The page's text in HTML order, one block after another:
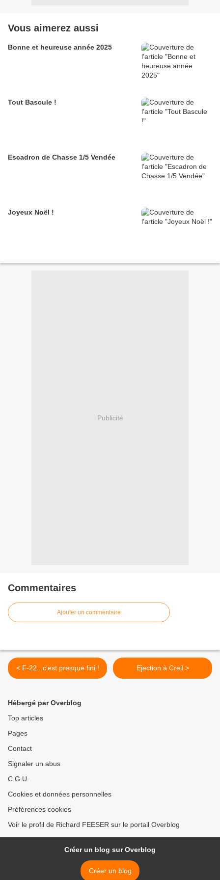
Vous aimerez aussi
Bonne et heureuse année 2025
Tout Bascule !
Escadron de Chasse 1/5 Vendée
Joyeux Noël !
Publicité
Commentaires
Ajouter un commentaire
< F-22...c'est presque fini ! Ejection à Creil >
Hébergé par Overblog
Top articles
Pages
Contact
Signaler un abus
C.G.U.
Cookies et données personnelles
Préférences cookies
Voir le profil de Richard FEESER sur le portail Overblog
Créer un blog sur Overblog
Créer un blog